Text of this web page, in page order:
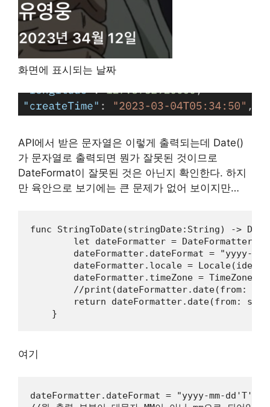
화면에 표시되는 날짜
API에서 받은 문자열은 이렇게 출력되는데 Date()
가 문자열로 출력되면 뭔가 잘못된 것이므로
DateFormat이 잘못된 것은 아닌지 확인한다. 하지
만 육안으로 보기에는 큰 문제가 없어 보이지만…
func StringToDate(stringDate:String) ->
        let dateFormatter = DateFormatter()
dateFormatter.dateFormat = "yyyy-
dateFormatter.locale =
dateFormatter.timeZone =
//print(dateFormatter.date(from:
return dateFormatter.date(from:
여기
dateFormatter.dateFormat = "yyyy-mm-